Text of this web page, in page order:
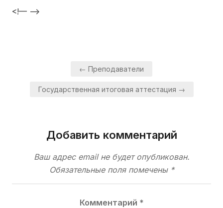
<!— —>
Навигация
записям
← Преподаватели
Государственная итоговая аттестация →
Добавить комментарий
Ваш адрес email не будет опубликован.
Обязательные поля помечены *
Комментарий *